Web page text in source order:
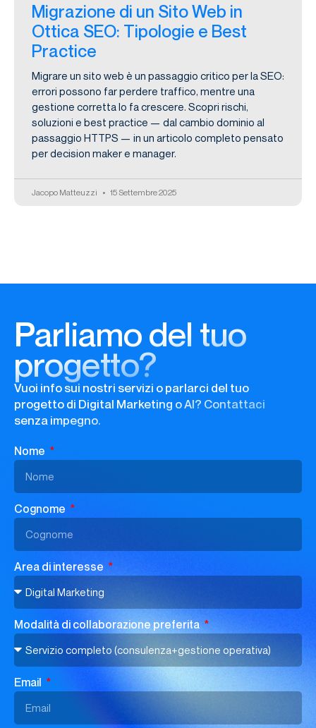
Migrazione di un Sito Web in
Ottica SEO: Tipologie e Best
Practice
Migrare un sito web è un passaggio critico per la SEO:
errori possono far perdere traffico, mentre una
gestione corretta lo fa crescere. Scopri rischi,
soluzioni e best practice — dal cambio dominio al
passaggio HTTPS — in un articolo completo pensato
per decision maker e manager.
Jacopo Matteuzzi 15 Settembre 2025
Parliamo del tuo
progetto?
Vuoi info sui nostri servizi o parlarci del tuo
progetto di Digital Marketing o AI? Contattaci
senza impegno.
Nome
Cognome
Area di interesse
Modalità di collaborazione preferita
Email